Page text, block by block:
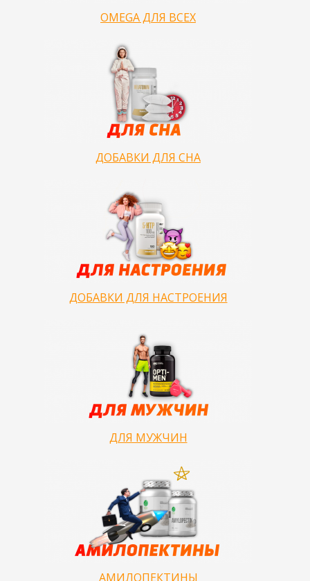
OMEGA ДЛЯ ВСЕХ
ДОБАВКИ ДЛЯ СНА
ДОБАВКИ ДЛЯ НАСТРОЕНИЯ
ДЛЯ МУЖЧИН
АМИЛОПЕКТИНЫ